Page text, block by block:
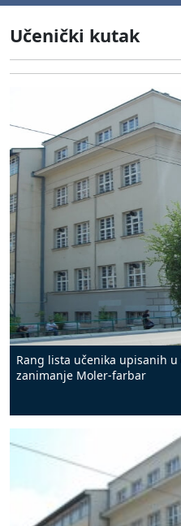
Učenički kutak
Rang lista učenika upisanih
zanimanje Moler-farbar